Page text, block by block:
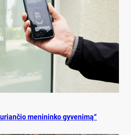
me­ni­nin­ko gy­ve­ni­mą“